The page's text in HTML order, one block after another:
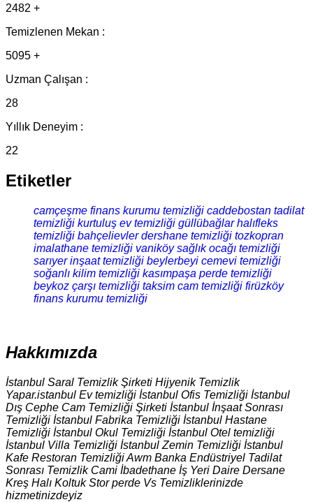
2482 +
Temizlenen Mekan :
5095 +
Uzman Çalışan :
28
Yıllık Deneyim :
22
Etiketler
camçeşme finans kurumu temizliği caddebostan tadilat
temizliği kurtuluş ev temizliği güllübağlar halıfleks
temizliği bahçelievler dershane temizliği tozkopran
imalathane temizliği vaniköy sağlık ocağı temizliği
sarıyer inşaat temizliği beylerbeyi cemevi temizliği
soğanlı kilim temizliği kasımpaşa perde temizliği
beykoz çarşı temizliği taksim cam temizliği firüzköy
finans kurumu temizliği
Hakkımızda
İstanbul Saral Temizlik Şirketi Hijyenik Temizlik
Yapar.istanbul Ev temizliği İstanbul Ofis Temizliği İstanbul
Dış Cephe Cam Temizliği Şirketi İstanbul İnşaat Sonrası
Temizliği İstanbul Fabrika Temizliği İstanbul Hastane
Temizliği İstanbul Okul Temizliği İstanbul Otel temizliği
İstanbul Villa Temizliği İstanbul Zemin Temizliği İstanbul
Kafe Restoran Temizliği Awm Banka Endüstriyel Tadilat
Sonrası Temizlik Cami İbadethane İş Yeri Daire Dersane
Kreş Halı Koltuk Stor perde Vs Temizliklerinizde
hizmetinizdeyiz